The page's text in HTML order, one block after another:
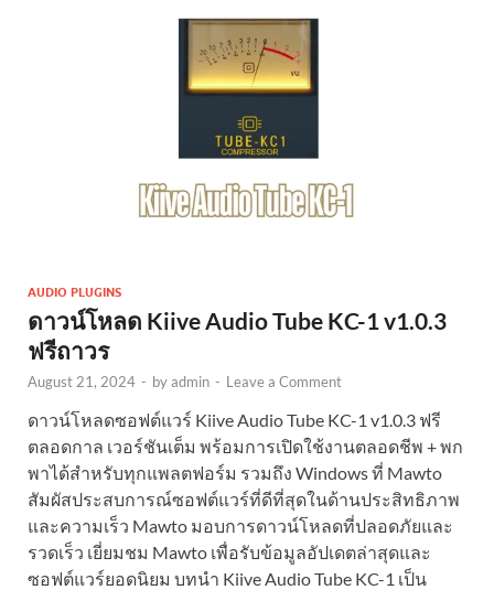
AUDIO PLUGINS
ดาวน์โหลด Kiive Audio Tube KC-1 v1.0.3
ฟรีถาวร
August 21, 2024 - byadmin - Leave a Comment
ดาวน์โหลดซอฟต์แวร์ Kiive Audio Tube KC-1 v1.0.3 ฟรี
ตลอดกาล เวอร์ชันเต็ม พร้อมการเปิดใช้งานตลอดชีพ + พก
พาได้สำหรับทุกแพลตฟอร์ม รวมถึง Windows ที่ Mawto
สัมผัสประสบการณ์ซอฟต์แวร์ที่ดีที่สุดในด้านประสิทธิภาพ
และความเร็ว Mawto มอบการดาวน์โหลดที่ปลอดภัยและ
รวดเร็ว เยี่ยมชม Mawto เพื่อรับข้อมูลอัปเดตล่าสุดและ
ซอฟต์แวร์ยอดนิยม บทนำ Kiive Audio Tube KC-1 เป็น